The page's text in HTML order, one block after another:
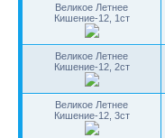
Великое Летнее
Кишение-12, 1ст
Великое Летнее
Кишение-12, 2ст
Великое Летнее
Кишение-12, 3ст